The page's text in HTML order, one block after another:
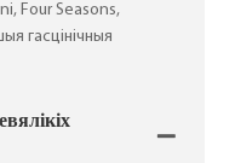
Four Seasons,
гасцінічныя